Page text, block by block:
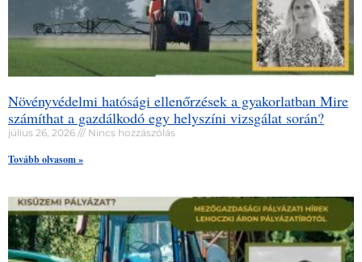
Növényvédelmi hatósági ellenőrzések a gyakorlatban Mire
számíthat a gazdálkodó egy helyszíni vizsgálat során?
július 26, 2026 Nincs hozzászólás
Tovább olvasom »